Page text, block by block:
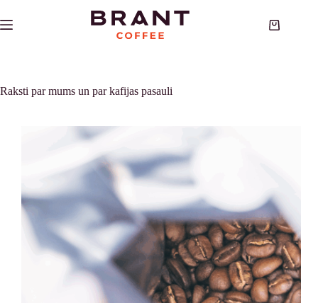
to
content
Shopping
Raksti par mums un par kafijas pasauli